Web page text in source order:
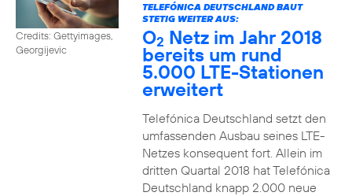
Credits: Gettyimages,
Georgijevic
TELEFÓNICA DEUTSCHLAND BAUT
STETIG WEITER AUS:
O2 Netz im Jahr 2018
bereits um rund
5.000 LTE-Stationen
erweitert
Telefónica Deutschland setzt den
umfassenden Ausbau seines LTE-
Netzes konsequent fort. Allein im
dritten Quartal 2018 hat Telefónica
Deutschland knapp 2.000 neue